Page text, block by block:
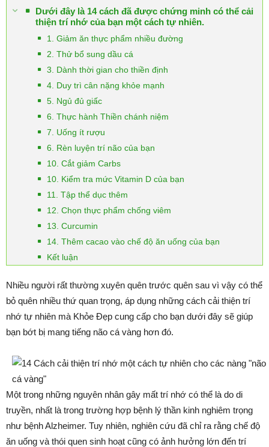
Dưới đây là 14 cách đã được chứng minh có thể cải
thiện trí nhớ của bạn một cách tự nhiên.
1. Giảm ăn thực phẩm nhiều đường
2. Thử bổ sung dầu cá
3. Dành thời gian cho thiền định
4. Duy trì cân nặng khỏe mạnh
5. Ngủ đủ giấc
6. Thực hành Thiền chánh niệm
7. Uống ít rượu
6. Rèn luyện trí não của bạn
10. Cắt giảm Carbs
10. Kiểm tra mức Vitamin D của bạn
11. Tập thể dục thêm
12. Chọn thực phẩm chống viêm
13. Curcumin
14. Thêm cacao vào chế độ ăn uống của bạn
Kết luận
Nhiều người rất thường xuyên quên trước quên sau vì vậy có thể
bỏ quên nhiều thứ quan trọng, áp dụng những cách cải thiện trí
nhớ tự nhiên mà Khỏe Đẹp cung cấp cho bạn dưới đây sẽ giúp
bạn bớt bị mang tiếng não cá vàng hơn đó.
Một trong những nguyên nhân gây mất trí nhớ có thể là do di
truyền, nhất là trong trường hợp bệnh lý thần kinh nghiêm trọng
như bệnh Alzheimer. Tuy nhiên, nghiên cứu đã chỉ ra rằng chế độ
ăn uống và thói quen sinh hoạt cũng có ảnh hưởng lớn đến trí